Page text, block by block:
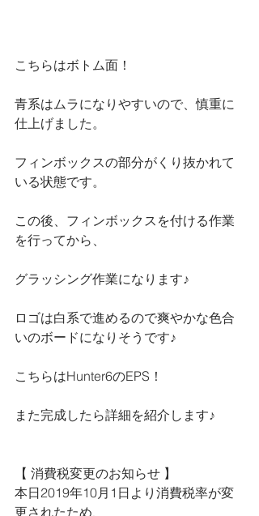
こちらはボトム面！
青系はムラになりやすいので、慎重に
仕上げました。
フィンボックスの部分がくり抜かれて
いる状態です。
この後、フィンボックスを付ける作業
を行ってから、
グラッシング作業になります♪
ロゴは白系で進めるので爽やかな色合
いのボードになりそうです♪
こちらはHunter6のEPS！
また完成したら詳細を紹介します♪
【 消費税変更のお知らせ 】
本日2019年10月1日より消費税率が変
更されたため、